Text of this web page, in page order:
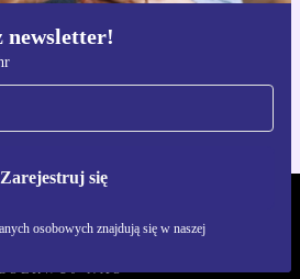
newsletter!
Zarejestruj się
osobowych znajdują się w naszej
aplikację refurbed
iOS i Android
NAS